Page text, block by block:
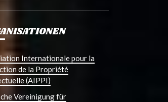
Internationale pour la
de la Propriété
(AIPPI)
Vereinigung für